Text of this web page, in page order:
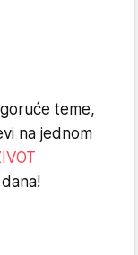
teme,
na jednom